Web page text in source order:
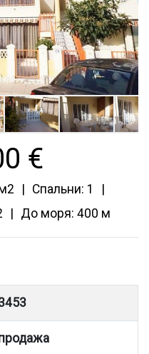
€
Спальни: 1
До моря: 400 м